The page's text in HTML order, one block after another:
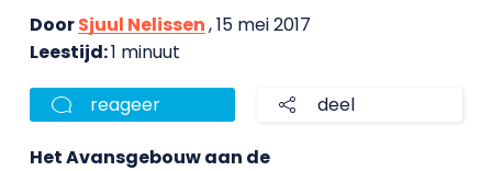
DoorSjuul Nelissen, 15 mei 2017
Leestijd:1 minuut
reageer deel
Het Avansgebouw aan de